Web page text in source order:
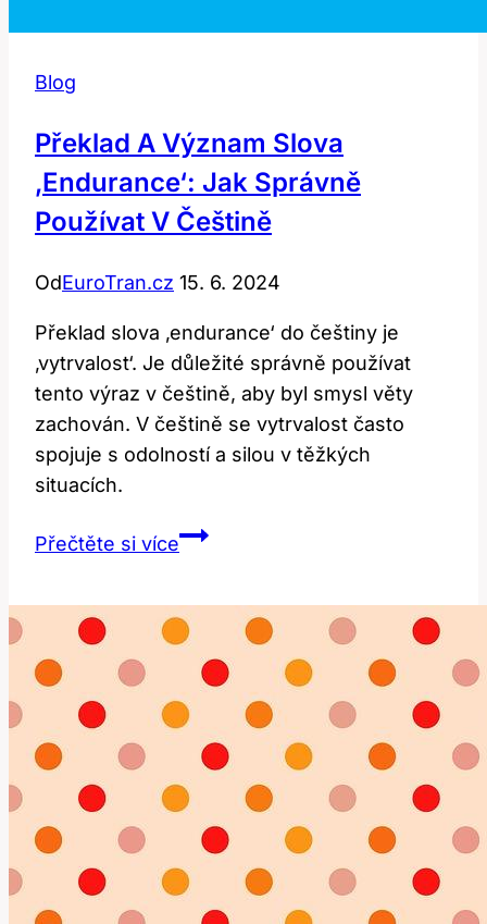
Blog
Překlad A Význam Slova
‚endurance‘: Jak Správně
Používat V Češtině
OdEuroTran.cz 15. 6. 2024
Překlad slova ‚endurance‘ do češtiny je
‚vytrvalost‘. Je důležité správně používat
tento výraz v češtině, aby byl smysl věty
zachován. V češtině se vytrvalost často
spojuje s odolností a silou v těžkých
situacích.
Přečtěte si vícePřeklad
Slova
‚endurance‘:
Jak
Správně
Používat
v
Češtině